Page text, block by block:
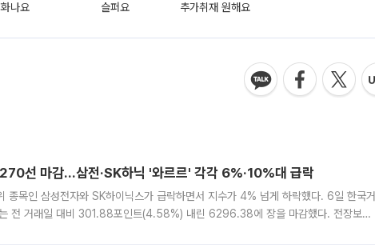
화나요 슬퍼요 추가취재 원해요
선 마감…삼전·SK하닉 '와르르' 각각 6%·10%대 급락
종목인 삼성전자와 SK하이닉스가 급락하면서 지수가 4% 넘게 하락했다. 6일 한국거
전 거래일 대비 301.88포인트(4.58%) 내린 6296.38에 장을 마감했다. 전장보다